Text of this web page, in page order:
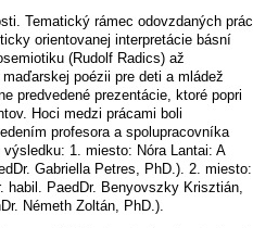
Tematický rámec odovzdaných prác
orientovanej interpretácie básní
(Rudolf Radics) až
poézii pre deti a mládež
predvedené prezentácie, ktoré popri
Hoci medzi prácami boli
profesora a spolupracovníka
1. miesto: Nóra Lantai: A
Gabriella Petres, PhD.). 2. miesto:
habil. PaedDr. Benyovszky Krisztián,
Németh Zoltán, PhD.).